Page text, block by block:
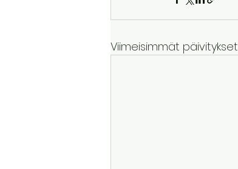
Viimeisimmät päivitykset